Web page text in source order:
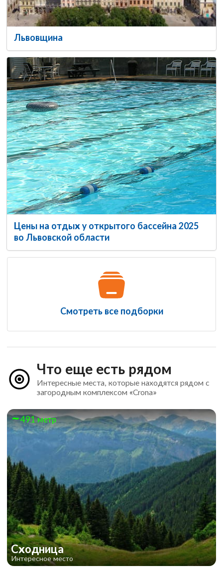
Львовщина
Цены на отдых у открытого бассейна 2025
во Львовской области
Смотреть все подборки
Что еще есть рядом
Интересные места, которые находятся рядом с
загородным комплексом «Crona»
491 метр
Сходница
Интересное место